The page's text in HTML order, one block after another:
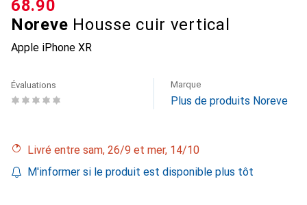
Noreve Housse cuir vertical
Apple iPhone XR
CHF
68.90
Évaluations Marque
Plus de produits Noreve
Livré entre sam, 26/9 et mer, 14/10
M'informer si le produit est disponible plus tôt